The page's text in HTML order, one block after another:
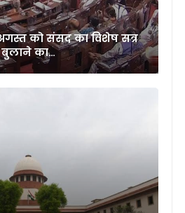
को संसद का विशेष सत्र
बुलाने का…